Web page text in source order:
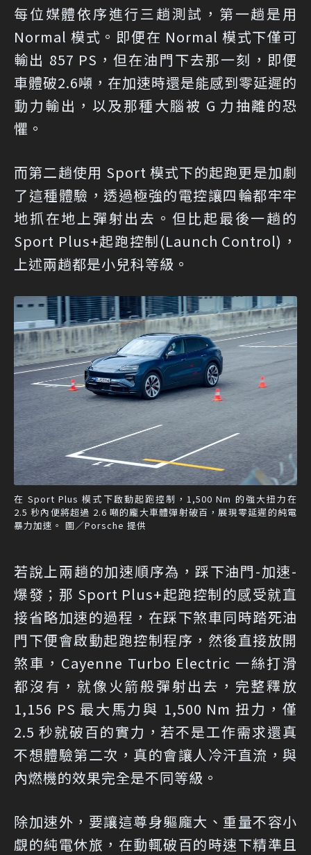
每位媒體依序進行三趟測試，第一趟是用
Normal 模式。即便在 Normal 模式下僅可
輸出 857 PS，但在油門下去那一刻，即便
車體破2.6噸，在加速時還是能感到零延遲的
動力輸出，以及那種大腦被 G 力抽離的恐
懼。
而第二趟使用 Sport 模式下的起跑更是加劇
了這種體驗，透過極強的電控讓四輪都牢牢
地抓在地上彈射出去。但比起最後一趟的
Sport Plus+起跑控制(Launch Control)，
上述兩趟都是小兒科等級。
在 Sport Plus 模式下啟動起跑控制，1,500 Nm 的強大扭力在
2.5 秒內便將超過 2.6 噸的龐大車體彈射破百，展現零延遲的純電
暴力加速。 圖／Porsche 提供
若說上兩趟的加速順序為，踩下油門-加速-
爆發；那 Sport Plus+起跑控制的感受就直
接省略加速的過程，在踩下煞車同時踏死油
門下便會啟動起跑控制程序，然後直接放開
煞車，Cayenne Turbo Electric 一絲打滑
都沒有，就像火箭般彈射出去，完整釋放
1,156 PS 最大馬力與 1,500 Nm 扭力，僅
2.5 秒就破百的實力，若不是工作需求還真
不想體驗第二次，真的會讓人冷汗直流，與
內燃機的效果完全是不同等級。
除加速外，要讓這尊身軀龐大、重量不容小
覷的純電休旅，在動輒破百的時速下精準且